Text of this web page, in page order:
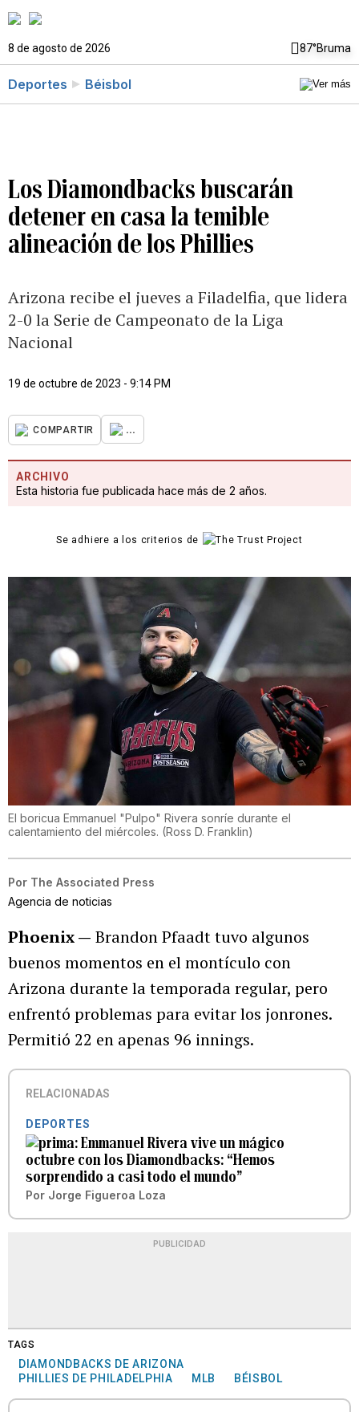
8 de agosto de 2026 87°Bruma
Deportes Béisbol
Los Diamondbacks buscarán
detener en casa la temible
alineación de los Phillies
Arizona recibe el jueves a Filadelfia, que lidera
2-0 la Serie de Campeonato de la Liga
Nacional
19 de octubre de 2023 - 9:14 PM
COMPARTIR ...
ARCHIVO
Esta historia fue publicada hace más de 2 años.
Se adhiere a los criterios de
El boricua Emmanuel "Pulpo" Rivera sonríe durante el
calentamiento del miércoles. (Ross D. Franklin)
Por The Associated Press
Agencia de noticias
Phoenix — Brandon Pfaadt tuvo algunos
buenos momentos en el montículo con
Arizona durante la temporada regular, pero
enfrentó problemas para evitar los jonrones.
Permitió 22 en apenas 96 innings.
RELACIONADAS
DEPORTES
Emmanuel Rivera vive un mágico
octubre con los Diamondbacks: “Hemos
sorprendido a casi todo el mundo”
Por Jorge Figueroa Loza
PUBLICIDAD
TAGS
DIAMONDBACKS DE ARIZONA
PHILLIES DE PHILADELPHIA
MLB BÉISBOL